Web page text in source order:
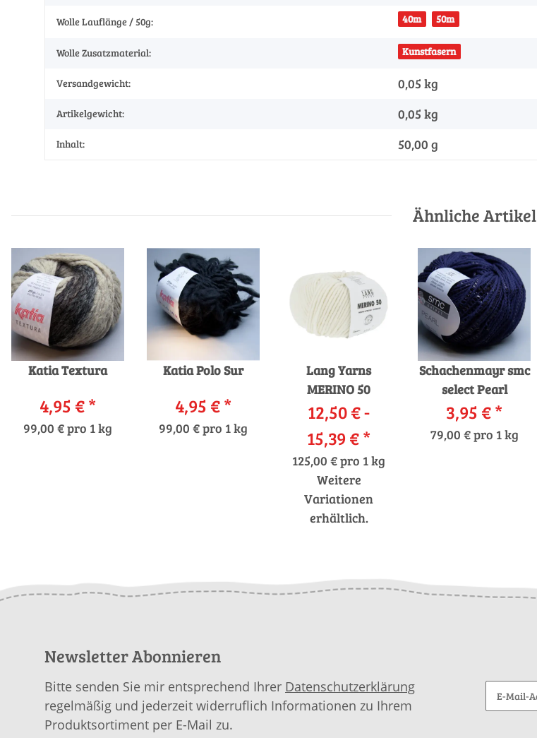
Wolle Lauflänge / 50g: 40m 50m
Wolle Zusatzmaterial: Kunstfasern
Versandgewicht: 0,05 kg
Artikelgewicht: 0,05 kg
Inhalt: 50,00 g
Ähnliche Artikel
Katia Textura
4,95 €*
99,00 € pro 1 kg
Katia Polo Sur
4,95 €*
99,00 € pro 1 kg
Lang Yarns
MERINO 50
12,50 € -
15,39 €*
125,00 € pro 1 kg
Weitere
Variationen
erhältlich.
Schachenmayr smc
select Pearl
3,95 €*
79,00 € pro 1 kg
Newsletter Abonnieren
Bitte senden Sie mir entsprechend Ihrer Datenschutzerklärung
regelmäßig und jederzeit widerruflich Informationen zu Ihrem
Produktsortiment per E-Mail zu.